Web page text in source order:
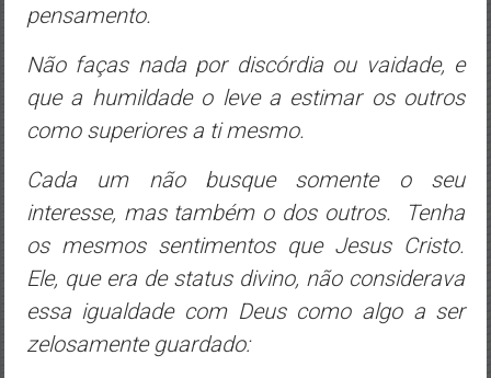
pensamento.
Não faças nada por discórdia ou vaidade, e
que a humildade o leve a estimar os outros
como superiores a ti mesmo.
Cada um não busque somente o seu
interesse, mas também o dos outros.
Tenha
os mesmos sentimentos que Jesus Cristo.
Ele, que era de status divino, não considerava
essa igualdade com Deus como algo a ser
zelosamente guardado: